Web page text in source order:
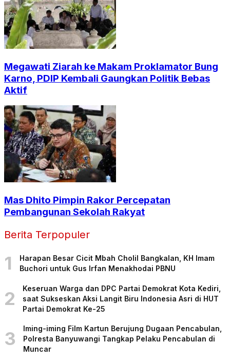
Megawati Ziarah ke Makam Proklamator Bung
Karno, PDIP Kembali Gaungkan Politik Bebas
Aktif
Mas Dhito Pimpin Rakor Percepatan
Pembangunan Sekolah Rakyat
Berita Terpopuler
1
Harapan Besar Cicit Mbah Cholil Bangkalan, KH Imam
Buchori untuk Gus Irfan Menakhodai PBNU
2
Keseruan Warga dan DPC Partai Demokrat Kota Kediri,
saat Sukseskan Aksi Langit Biru Indonesia Asri di HUT
Partai Demokrat Ke-25
3
Iming-iming Film Kartun Berujung Dugaan Pencabulan,
Polresta Banyuwangi Tangkap Pelaku Pencabulan di
Muncar